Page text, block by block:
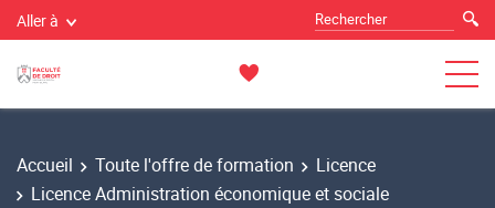
Aller à
Accueil Toute l'offre de formation
Licence
Licence Administration économique et sociale